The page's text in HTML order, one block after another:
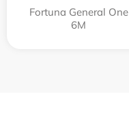
Fortuna General One
6M